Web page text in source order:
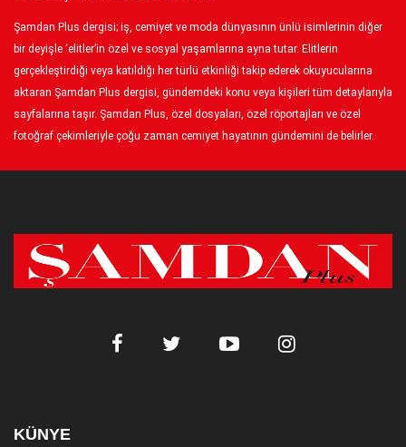
Şamdan Plus dergisi; iş, cemiyet ve moda dünyasının ünlü isimlerinin diğer
bir deyişle ‘elitler’in özel ve sosyal yaşamlarına ayna tutar. Elitlerin
gerçekleştirdiği veya katıldığı her türlü etkinliği takip ederek okuyucularına
aktaran Şamdan Plus dergisi, gündemdeki konu veya kişileri tüm detaylarıyla
sayfalarına taşır. Şamdan Plus, özel dosyaları, özel röportajları ve özel
fotoğraf çekimleriyle çoğu zaman cemiyet hayatının gündemini de belirler.
KÜNYE